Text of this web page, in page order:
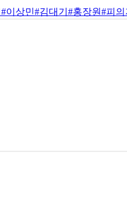
#이상민#김대기 #홍장원#피